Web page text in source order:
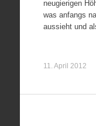
neugierigen
was anfangs
aussieht und
11. April 2012